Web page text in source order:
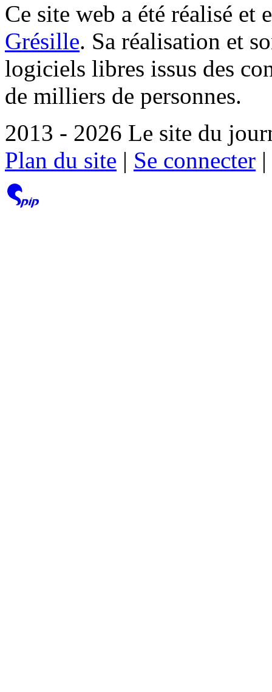
Ce site web a été réalisé et
Grésille. Sa réalisation et
logiciels libres issus des
de milliers de personnes.
2013 - 2026 Le site du
Plan du site | Se connecter |